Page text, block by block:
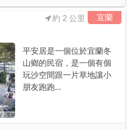
宜蘭
約 2 公里
平安居是一個位於宜蘭冬
山鄉的民宿，是一個有個
玩沙空間跟一片草地讓小
朋友跑跑...